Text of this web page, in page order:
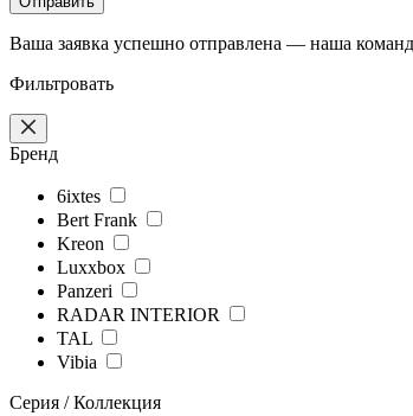
Ваша заявка успешно отправлена — наша
Фильтровать
Бренд
6ixtes
Bert Frank
Kreon
Luxxbox
Panzeri
RADAR INTERIOR
TAL
Vibia
Серия / Коллекция